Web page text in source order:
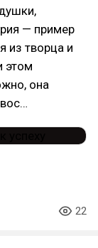
— пример
из творца и
этом
она
22